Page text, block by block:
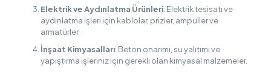
Elektrik ve Aydınlatma Ürünleri: Elektrik tesisatı ve
aydınlatma işleri için kablolar, prizler, ampuller ve
armatürler.
İnşaat Kimyasalları: Beton onarımı, su yalıtımı ve
yapıştırma işleriniz için gerekli olan kimyasal malzemeler.